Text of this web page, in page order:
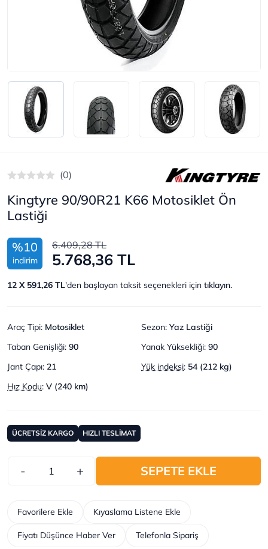
(0)
Kingtyre 90/90R21 K66 Motosiklet Ön
Lastiği
%10
indirim
6.409,28 TL
5.768,36 TL
12 X 591,26 TL'den başlayan taksit seçenekleri için tıklayın.
Araç Tipi: Motosiklet Sezon: Yaz Lastiği
Taban Genişliği: 90 Yanak Yüksekliği: 90
Jant Çapı: 21 Yük indeksi: 54 (212 kg)
Hız Kodu: V (240 km)
ÜCRETSİZ KARGO HIZLI TESLİMAT
- + SEPETE EKLE
Telefonla Sipariş
Kıyaslama Listene Ekle
Favorilere Ekle
Fiyatı Düşünce Haber Ver